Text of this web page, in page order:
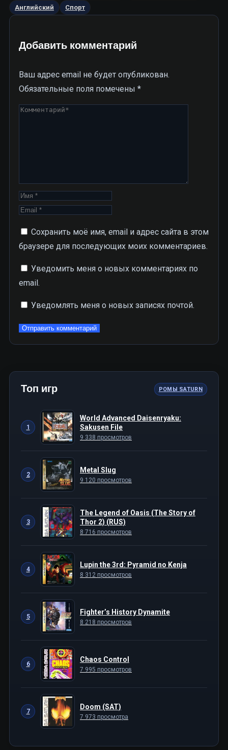
Английский
Спорт
Добавить комментарий
Ваш адрес email не будет опубликован.
Обязательные поля помечены *
Сохранить моё имя, email и адрес сайта в этом
браузере для последующих моих комментариев.
Уведомить меня о новых комментариях по
email.
Уведомлять меня о новых записях почтой.
Топ игр РОМЫ SATURN
1
World Advanced Daisenryaku:
Sakusen File
9 338 просмотров
2
Metal Slug
9 120 просмотров
3
The Legend of Oasis (The Story of
Thor 2) (RUS)
8 716 просмотров
4
Lupin the 3rd: Pyramid no Kenja
8 312 просмотров
5
Fighter’s History Dynamite
8 218 просмотров
6
Chaos Control
7 995 просмотров
7
Doom (SAT)
7 973 просмотра